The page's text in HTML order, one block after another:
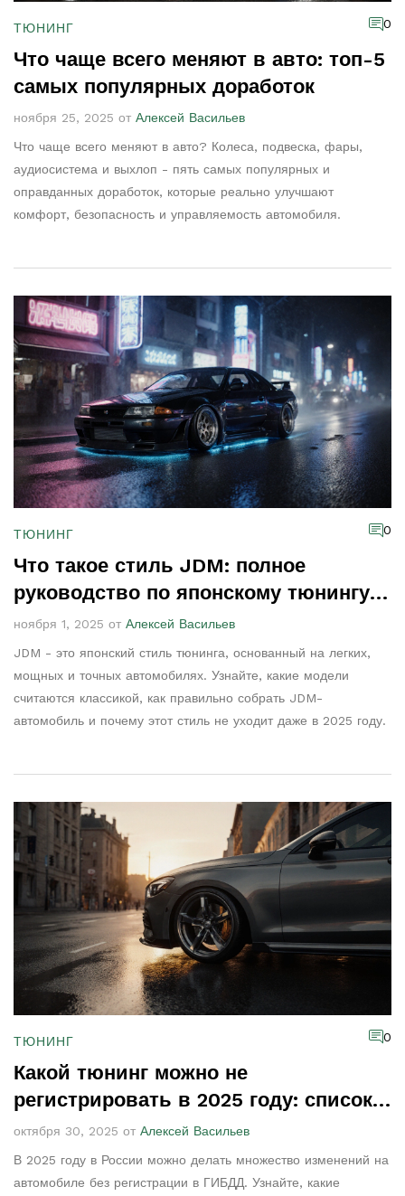
ТЮНИНГ 0
Что чаще всего меняют в авто: топ-5
самых популярных доработок
ноября 25, 2025 от Алексей Васильев
Что чаще всего меняют в авто? Колеса, подвеска, фары,
аудиосистема и выхлоп - пять самых популярных и
оправданных доработок, которые реально улучшают
комфорт, безопасность и управляемость автомобиля.
ТЮНИНГ 0
Что такое стиль JDM: полное
руководство по японскому тюнингу
автомобилей
ноября 1, 2025 от Алексей Васильев
JDM - это японский стиль тюнинга, основанный на легких,
мощных и точных автомобилях. Узнайте, какие модели
считаются классикой, как правильно собрать JDM-
автомобиль и почему этот стиль не уходит даже в 2025 году.
ТЮНИНГ 0
Какой тюнинг можно не
регистрировать в 2025 году: список
разрешённых изменений
октября 30, 2025 от Алексей Васильев
В 2025 году в России можно делать множество изменений на
автомобиле без регистрации в ГИБДД. Узнайте, какие